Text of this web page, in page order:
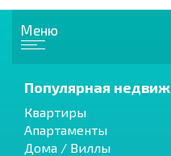
Меню
Популярная
Квартиры
Апартаменты
Дома / Виллы